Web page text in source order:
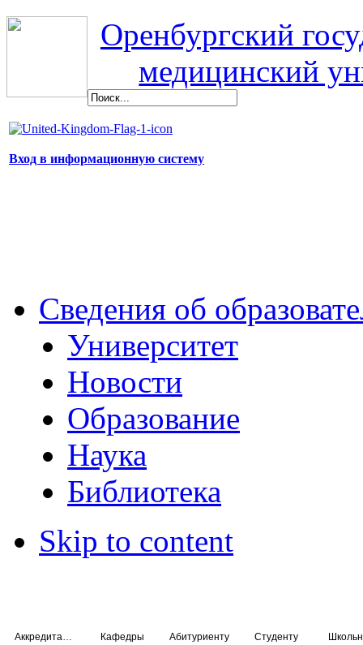
Оренбургский
медицинский
Вход в информационную систему
Сведения об
Университет
Новости
Образование
Наука
Библиотека
Skip to content
Кафедры Абитуриенту Студенту